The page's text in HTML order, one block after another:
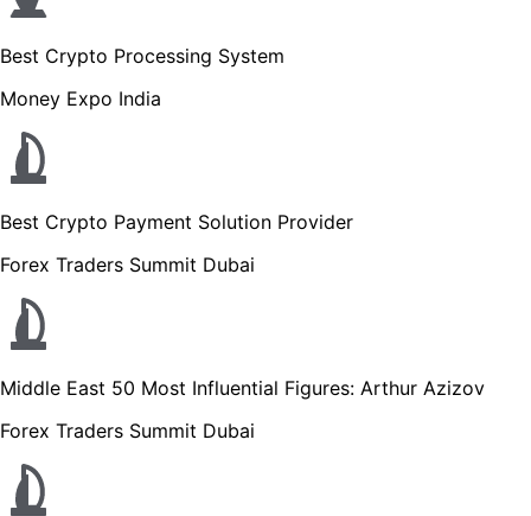
Best Crypto Processing System
Money Expo India
Best Crypto Payment Solution Provider
Forex Traders Summit Dubai
Middle East 50 Most Influential Figures: Arthur Azizov
Forex Traders Summit Dubai